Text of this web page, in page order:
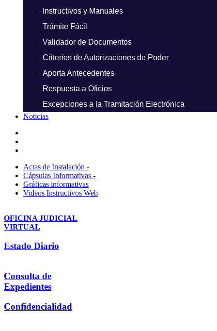
Instructivos y Manuales
Trámite Fácil
Validador de Documentos
Criterios de Autorizaciones de Poder
Aporta Antecedentes
Respuesta a Oficios
Excepciones a la Tramitación Electrónica
Noticias
Actas de Instalación -
Cápsulas Informativas -
Gráficas informativas
Videos Instructivos Web
OFICINA JUDICIAL
VIRTUAL
Estado Diario
Consulta de
Expedientes
Confidencialidad